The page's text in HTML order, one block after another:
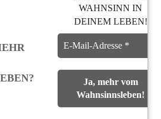
WAHNSINN IN
DEINEM LEBEN!